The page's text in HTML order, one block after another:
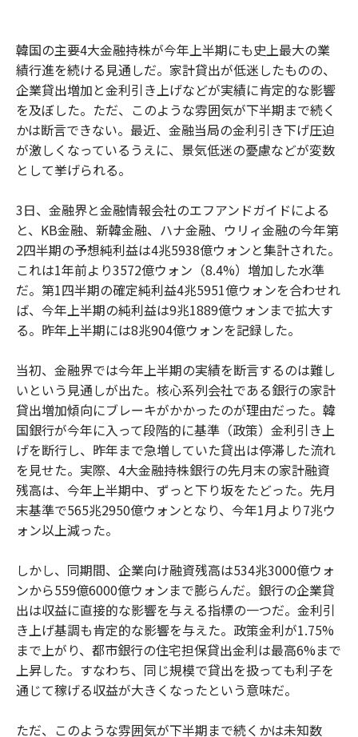
韓国の主要4大金融持株が今年上半期にも史上最大の業
績行進を続ける見通しだ。家計貸出が低迷したものの、
企業貸出増加と金利引き上げなどが実績に肯定的な影響
を及ぼした。ただ、このような雰囲気が下半期まで続く
かは断言できない。最近、金融当局の金利引き下げ圧迫
が激しくなっているうえに、景気低迷の憂慮などが変数
として挙げられる。
3日、金融界と金融情報会社のエフアンドガイドによる
と、KB金融、新韓金融、ハナ金融、ウリィ金融の今年第
2四半期の予想純利益は4兆5938億ウォンと集計された。
これは1年前より3572億ウォン（8.4%）増加した水準
だ。第1四半期の確定純利益4兆5951億ウォンを合わせれ
ば、今年上半期の純利益は9兆1889億ウォンまで拡大す
る。昨年上半期には8兆904億ウォンを記録した。
当初、金融界では今年上半期の実績を断言するのは難し
いという見通しが出た。核心系列会社である銀行の家計
貸出増加傾向にブレーキがかかったのが理由だった。韓
国銀行が今年に入って段階的に基準（政策）金利引き上
げを断行し、昨年まで急増していた貸出は停滞した流れ
を見せた。実際、4大金融持株銀行の先月末の家計融資
残高は、今年上半期中、ずっと下り坂をたどった。先月
末基準で565兆2950億ウォンとなり、今年1月より7兆ウ
ォン以上減った。
しかし、同期間、企業向け融資残高は534兆3000億ウォ
ンから559億6000億ウォンまで膨らんだ。銀行の企業貸
出は収益に直接的な影響を与える指標の一つだ。金利引
き上げ基調も肯定的な影響を与えた。政策金利が1.75%
まで上がり、都市銀行の住宅担保貸出金利は最高6%まで
上昇した。すなわち、同じ規模で貸出を扱っても利子を
通じて稼げる収益が大きくなったという意味だ。
ただ、このような雰囲気が下半期まで続くかは未知数